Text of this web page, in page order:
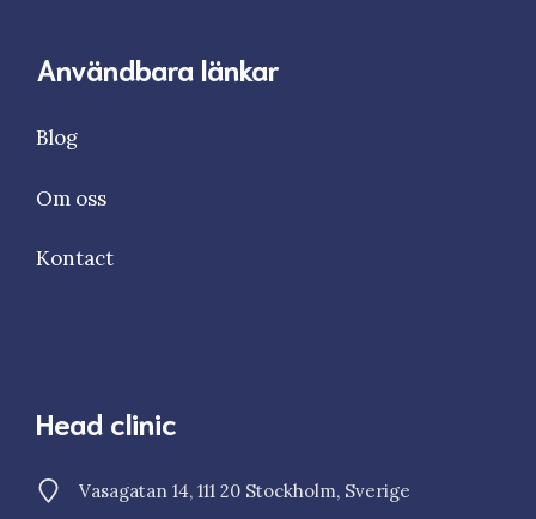
Användbara länkar
Blog
Om oss
Kontact
Head clinic
Vasagatan 14, 111 20 Stockholm, Sverige